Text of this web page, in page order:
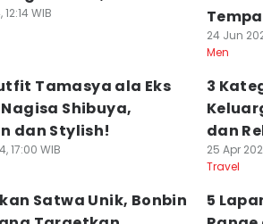
WIB
24 Jun
Men
Tamasya ala Eks
Nagisa Shibuya,
dan Stylish!
17:00 WIB
3
dan
25 Apr
Travel
Satwa Unik, Bonbin
5